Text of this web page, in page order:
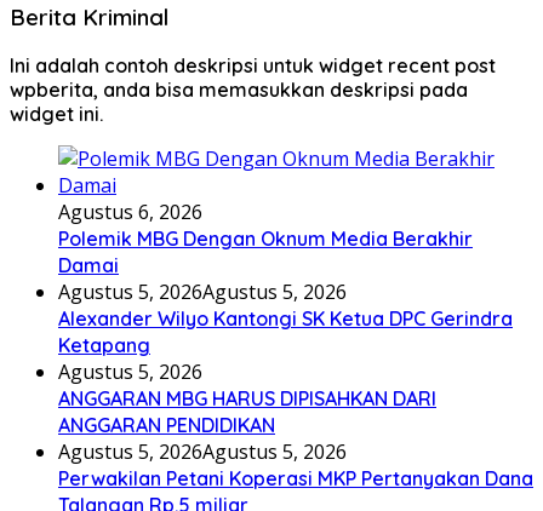
Berita Kriminal
Ini adalah contoh deskripsi untuk widget recent post
wpberita, anda bisa memasukkan deskripsi pada
widget ini.
Agustus 6, 2026
Polemik MBG Dengan Oknum Media Berakhir
Damai
Agustus 5, 2026Agustus 5, 2026
Alexander Wilyo Kantongi SK Ketua DPC Gerindra
Ketapang
Agustus 5, 2026
ANGGARAN MBG HARUS DIPISAHKAN DARI
ANGGARAN PENDIDIKAN
Agustus 5, 2026Agustus 5, 2026
Perwakilan Petani Koperasi MKP Pertanyakan Dana
Talangan Rp.5 miliar